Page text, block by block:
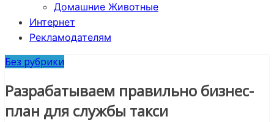
Домашние Животные
Интернет
Рекламодателям
Без рубрики
Разрабатываем правильно бизнес-
план для службы такси